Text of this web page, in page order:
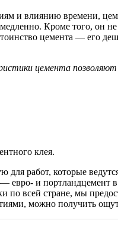
и влиянию времени,
Кроме того, он
цемента — его
цемента позволяют
клея.
для работ, которые
и портландцемент
по всей стране, мы
можно получить